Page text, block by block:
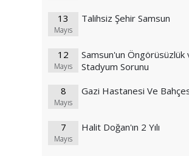
13
Mayıs
Talihsiz Şehir Samsun
12
Mayıs
Samsun'un Öngörüsüzlük
Stadyum Sorunu
8
Mayıs
Gazi Hastanesi Ve
7
Mayıs
Halit Doğan'ın 2 Yılı